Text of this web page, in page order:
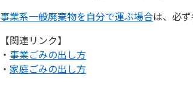
事業系一般廃棄物を自分で運ぶ場合は、必
【関連リンク】
・ 事業ごみの出し方
・ 家庭ごみの出し方